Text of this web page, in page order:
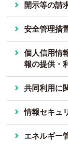
開示等の請
安全管理措
個人信用情
報の提供・
共同利用に
情報セキュ
エネルギー